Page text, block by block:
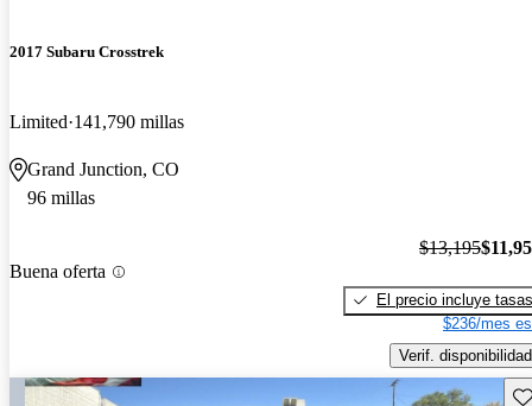
2017 Subaru Crosstrek
Limited 141,790 millas
Grand Junction, CO
96 millas
Buena oferta
$13,195
El precio incluye tasas
$236/mes
Verif. disponibilidad